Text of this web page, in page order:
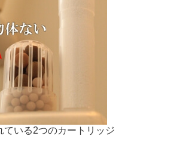
ている2つのカートリッジ